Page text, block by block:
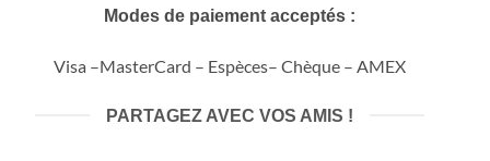
Modes de paiement acceptés :
Visa –MasterCard – Espèces– Chèque – AMEX
PARTAGEZ AVEC VOS AMIS !